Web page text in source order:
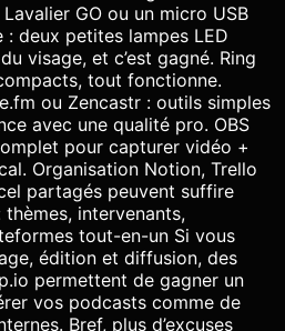
GO ou un micro USB
: deux petites lampes LED
visage, et c’est gagné. Ring
tout fonctionne.
ou Zencastr : outils simples
avec une qualité pro. OBS
pour capturer vidéo +
Organisation Notion, Trello
partagés peuvent suffire
intervenants,
tout-en-un Si vous
édition et diffusion, des
permettent de gagner un
vos podcasts comme de
Bref, plus d’excuses